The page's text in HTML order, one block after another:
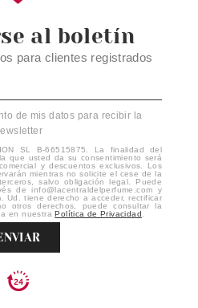
al boletín
para clientes registrados
de mis datos para recibir la
SL B-66515875. La finalidad del
que usted da su consentimiento será
y descuentos exclusivos. Los
mientras no solicite el cese de la
salvo obligación legal. Puede
de info@lacentraldelperfume.com y
Ud. tiene derecho a acceder, rectificar
otros derechos, puede consultar la
en nuestraPolítica de Privacidad